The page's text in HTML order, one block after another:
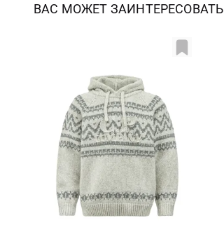
ВАС МОЖЕТ ЗАИНТЕРЕСОВАТЬ